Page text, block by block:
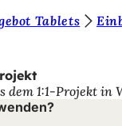
Tablets
dem 1:1-Projekt